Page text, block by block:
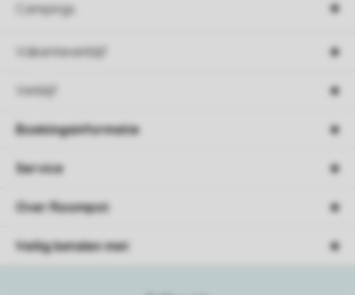
Campings
Vakantieverblijf
Verblijf
Boekingsinformatie
Service
Over Roompot
Veilig betalen met